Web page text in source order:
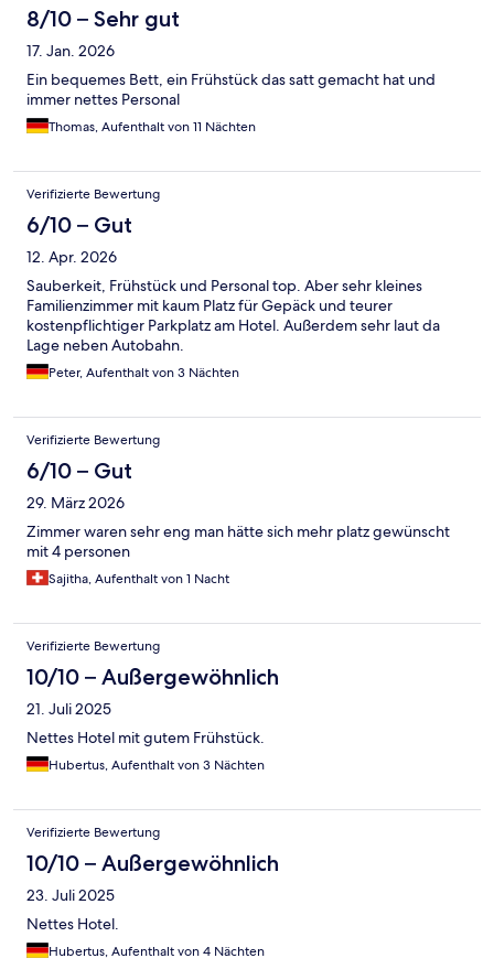
8/10 – Sehr gut
17. Jan. 2026
Ein bequemes Bett, ein Frühstück das satt gemacht hat und
immer nettes Personal
Thomas, Aufenthalt von 11 Nächten
Verifizierte Bewertung
6/10 – Gut
12. Apr. 2026
Sauberkeit, Frühstück und Personal top. Aber sehr kleines
Familienzimmer mit kaum Platz für Gepäck und teurer
kostenpflichtiger Parkplatz am Hotel. Außerdem sehr laut da
Lage neben Autobahn.
Peter, Aufenthalt von 3 Nächten
Verifizierte Bewertung
6/10 – Gut
29. März 2026
Zimmer waren sehr eng man hätte sich mehr platz gewünscht
mit 4 personen
Sajitha, Aufenthalt von 1 Nacht
Verifizierte Bewertung
10/10 – Außergewöhnlich
21. Juli 2025
Nettes Hotel mit gutem Frühstück.
Hubertus, Aufenthalt von 3 Nächten
Verifizierte Bewertung
10/10 – Außergewöhnlich
23. Juli 2025
Nettes Hotel.
Hubertus, Aufenthalt von 4 Nächten